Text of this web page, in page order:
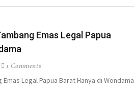
Emas Legal Papua
1 Comments
Legal Papua Barat Hanya di Wondama